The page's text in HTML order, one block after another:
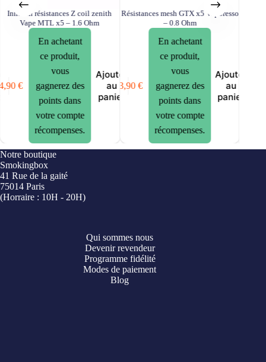
Innokin résistances Z coil zenith
Vape MTL x5 – 1.6 Ohm
€
En achetant
ce produit,
vous
gagnerez des
points dans
votre compte
récompenses.
Ajouter
au
panier
Résistances mesh GTX x5 Vaporesso
– 0.8 Ohm
13,90€
En achetant
ce produit,
vous
gagnerez des
points dans
votre compte
récompenses.
Ajouter
au
panier12,90
Notre boutique
Smokingbox
41 Rue de la gaité
75014 Paris
(Horraire : 10H - 20H)
Qui sommes nous
Devenir revendeur
Programme fidélité
Modes de paiement
Blog